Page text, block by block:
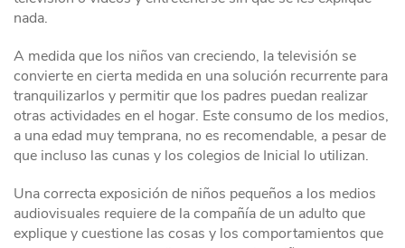
nada.
A medida que los niños van creciendo, la televisión se
convierte en cierta medida en una solución recurrente para
tranquilizarlos y permitir que los padres puedan realizar
otras actividades en el hogar. Este consumo de los medios,
a una edad muy temprana, no es recomendable, a pesar de
que incluso las cunas y los colegios de Inicial lo utilizan.
Una correcta exposición de niños pequeños a los medios
audiovisuales requiere de la compañía de un adulto que
explique y cuestione las cosas y los comportamientos que